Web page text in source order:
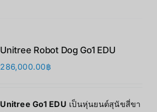
Unitree Robot Dog Go1 EDU
286,000.00฿
Unitree Go1 EDU เป็นหุ่นยนต์สุนัขสี่ขา